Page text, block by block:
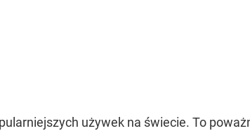
używek na świecie. To